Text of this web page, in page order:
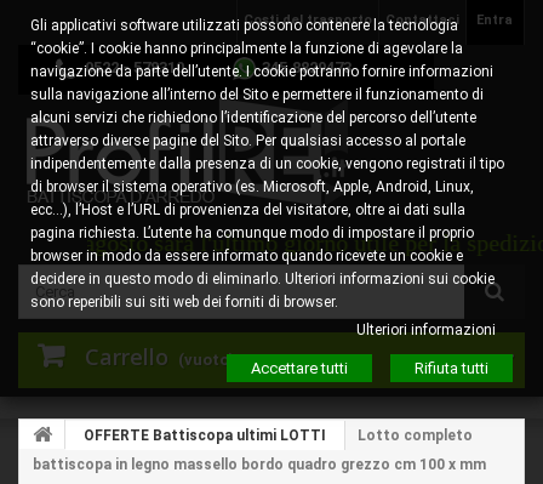
Entra
Contattaci
Costi del trasporto
0522 - 578310 345.8829473
Carrello (vuoto)
6 agosto sarà l'ultimo giorno utile per la
OFFERTE Battiscopa ultimi LOTTI
Lotto completo
battiscopa in legno massello bordo quadro grezzo cm 100 x mm
Gli applicativi software utilizzati possono contenere la tecnologia
“cookie”. I cookie hanno principalmente la funzione di agevolare la
navigazione da parte dell’utente. I cookie potranno fornire informazioni
sulla navigazione all’interno del Sito e permettere il funzionamento di
alcuni servizi che richiedono l’identificazione del percorso dell’utente
attraverso diverse pagine del Sito. Per qualsiasi accesso al portale
indipendentemente dalla presenza di un cookie, vengono registrati il tipo
di browser il sistema operativo (es. Microsoft, Apple, Android, Linux,
ecc…), l’Host e l’URL di provenienza del visitatore, oltre ai dati sulla
pagina richiesta. L’utente ha comunque modo di impostare il proprio
browser in modo da essere informato quando ricevete un cookie e
decidere in questo modo di eliminarlo. Ulteriori informazioni sui cookie
sono reperibili sui siti web dei forniti di browser.
Ulteriori informazioni
Accettare tutti Rifiuta tutti